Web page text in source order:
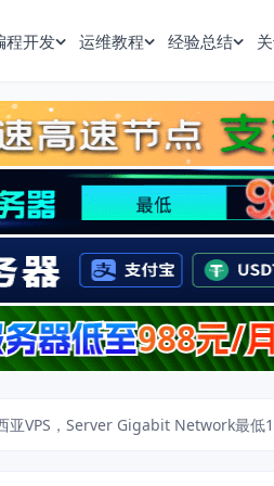
程开发 运维教程 经验总结
亚VPS，Server Gigabit Network最低